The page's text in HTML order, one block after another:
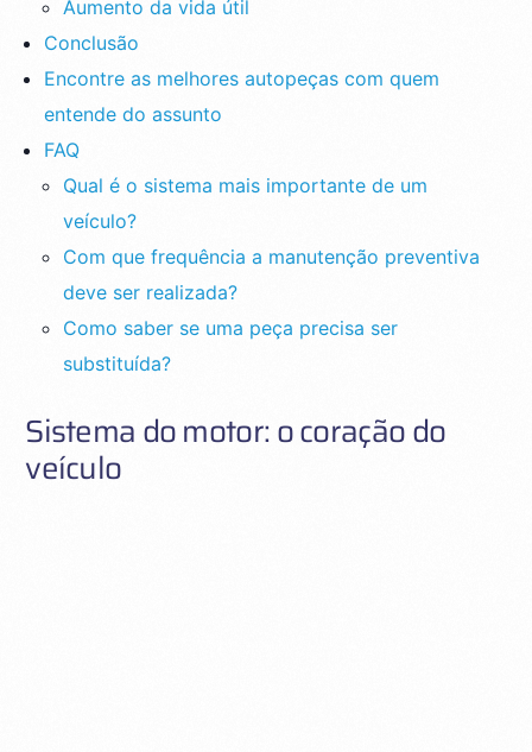
Aumento da vida útil
Conclusão
Encontre as melhores autopeças com quem
entende do assunto
FAQ
Qual é o sistema mais importante de um
veículo?
Com que frequência a manutenção preventiva
deve ser realizada?
Como saber se uma peça precisa ser
substituída?
Sistema do motor: o coração do
veículo